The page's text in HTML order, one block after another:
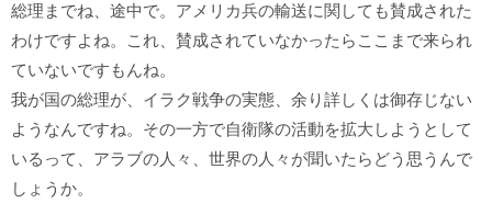
総理までね、途中で。アメリカ兵の輸送に関しても賛成された
わけですよね。これ、賛成されていなかったらここまで来られ
ていないですもんね。
我が国の総理が、イラク戦争の実態、余り詳しくは御存じない
ようなんですね。その一方で自衛隊の活動を拡大しようとして
いるって、アラブの人々、世界の人々が聞いたらどう思うんで
しょうか。